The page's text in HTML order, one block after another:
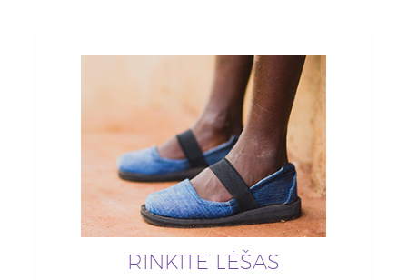
RINKITE LĖŠAS